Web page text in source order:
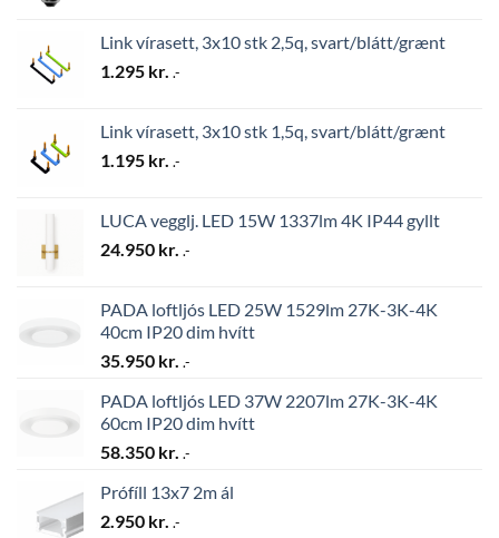
Link vírasett, 3x10 stk 2,5q, svart/blátt/grænt
1.295 kr. .-
Link vírasett, 3x10 stk 1,5q, svart/blátt/grænt
1.195 kr. .-
LUCA vegglj. LED 15W 1337lm 4K IP44 gyllt
24.950 kr. .-
PADA loftljós LED 25W 1529lm 27K-3K-4K
40cm IP20 dim hvítt
35.950 kr. .-
PADA loftljós LED 37W 2207lm 27K-3K-4K
60cm IP20 dim hvítt
58.350 kr. .-
Prófíll 13x7 2m ál
2.950 kr. .-